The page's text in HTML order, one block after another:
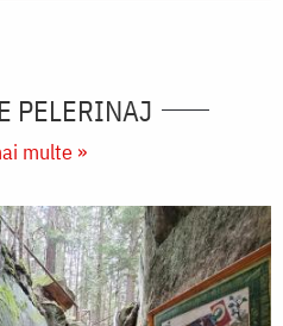
PELERINAJ
multe »